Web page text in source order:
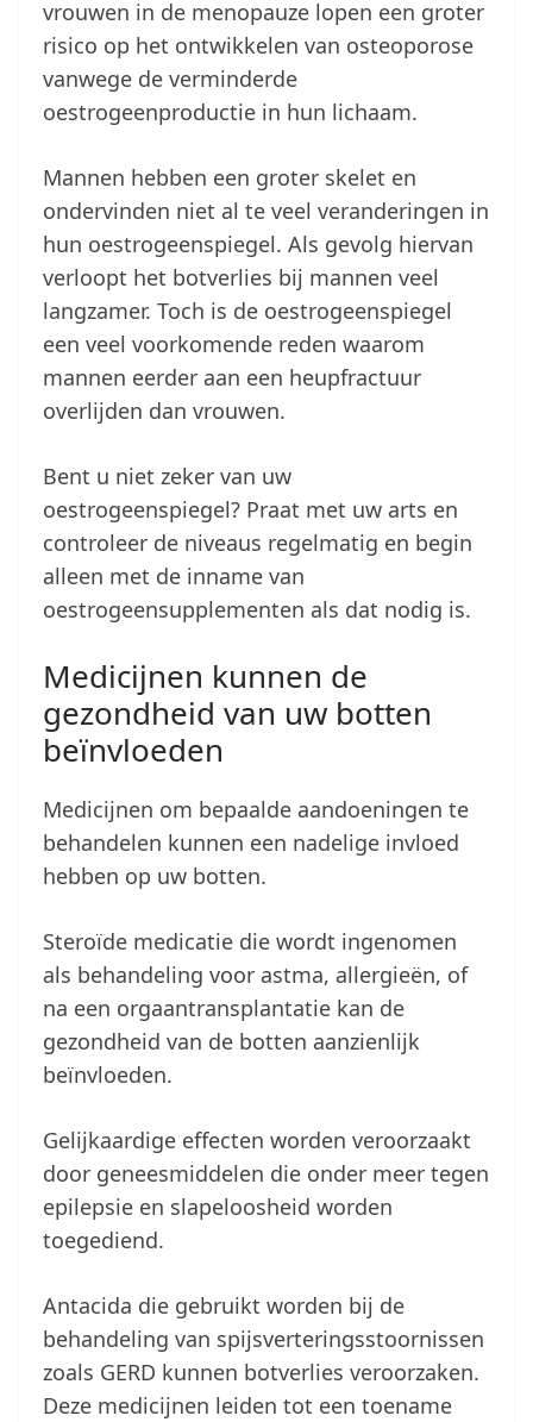
vrouwen in de menopauze lopen een groter
risico op het ontwikkelen van osteoporose
vanwege de verminderde
oestrogeenproductie in hun lichaam.
Mannen hebben een groter skelet en
ondervinden niet al te veel veranderingen in
hun oestrogeenspiegel. Als gevolg hiervan
verloopt het botverlies bij mannen veel
langzamer. Toch is de oestrogeenspiegel
een veel voorkomende reden waarom
mannen eerder aan een heupfractuur
overlijden dan vrouwen.
Bent u niet zeker van uw
oestrogeenspiegel? Praat met uw arts en
controleer de niveaus regelmatig en begin
alleen met de inname van
oestrogeensupplementen als dat nodig is.
Medicijnen kunnen de
gezondheid van uw botten
beïnvloeden
Medicijnen om bepaalde aandoeningen te
behandelen kunnen een nadelige invloed
hebben op uw botten.
Steroïde medicatie die wordt ingenomen
als behandeling voor astma, allergieën, of
na een orgaantransplantatie kan de
gezondheid van de botten aanzienlijk
beïnvloeden.
Gelijkaardige effecten worden veroorzaakt
door geneesmiddelen die onder meer tegen
epilepsie en slapeloosheid worden
toegediend.
Antacida die gebruikt worden bij de
behandeling van spijsverteringsstoornissen
zoals GERD kunnen botverlies veroorzaken.
Deze medicijnen leiden tot een toename